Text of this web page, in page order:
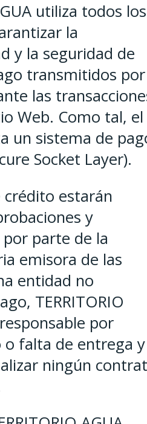
utiliza todos los
la
y la seguridad de
transmitidos por
las
Web. Como tal, el
un sistema de
Socket Layer).
crédito estarán
y
parte de la
emisora de las
entidad no
TERRITORIO
por
falta de entrega y
ningún